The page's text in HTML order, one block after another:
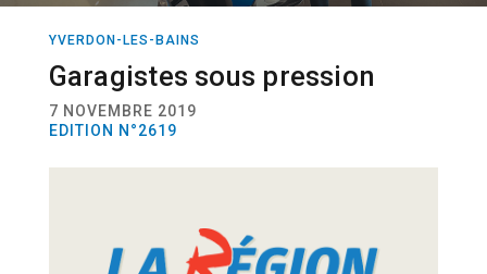
YVERDON-LES-BAINS
Garagistes sous pression
7 NOVEMBRE 2019
EDITION N°2619